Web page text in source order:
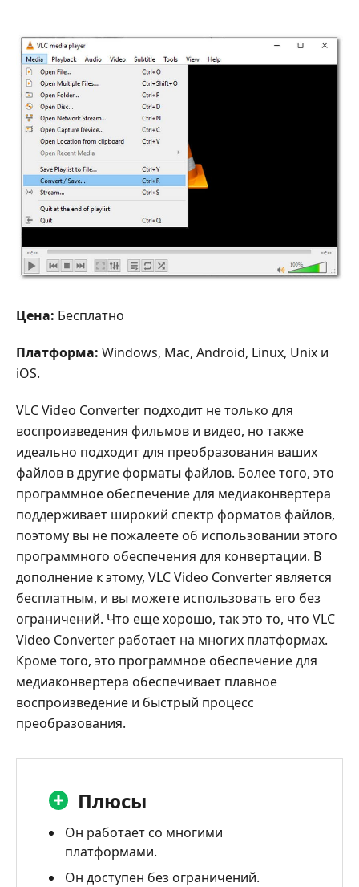
Цена: Бесплатно
Платформа: Windows, Mac, Android, Linux, Unix и
iOS.
VLC Video Converter подходит не только для
воспроизведения фильмов и видео, но также
идеально подходит для преобразования ваших
файлов в другие форматы файлов. Более того, это
программное обеспечение для медиаконвертера
поддерживает широкий спектр форматов файлов,
поэтому вы не пожалеете об использовании этого
программного обеспечения для конвертации. В
дополнение к этому, VLC Video Converter является
бесплатным, и вы можете использовать его без
ограничений. Что еще хорошо, так это то, что VLC
Video Converter работает на многих платформах.
Кроме того, это программное обеспечение для
медиаконвертера обеспечивает плавное
воспроизведение и быстрый процесс
преобразования.
Плюсы
Он работает со многими
платформами.
Он доступен без ограничений.